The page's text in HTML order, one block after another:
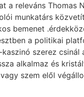
releváns Thomas
munkatárs
bemenet
a politikai
szerez csinál
alkalmaz és
szem elől